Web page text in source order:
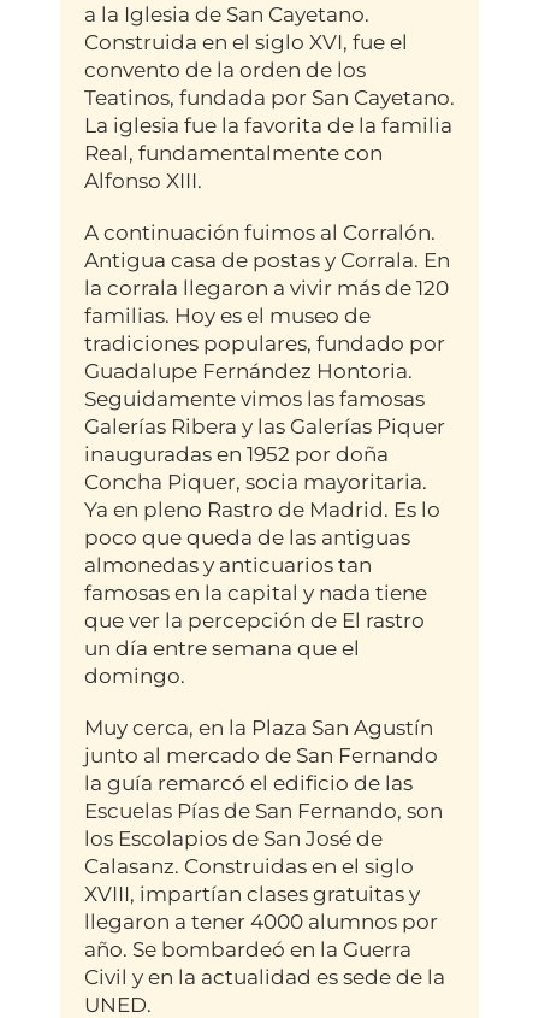
a la Iglesia de San Cayetano.
Construida en el siglo XVI, fue el
convento de la orden de los
Teatinos, fundada por San Cayetano.
La iglesia fue la favorita de la familia
Real, fundamentalmente con
Alfonso XIII.
A continuación fuimos al Corralón.
Antigua casa de postas y Corrala. En
la corrala llegaron a vivir más de 120
familias. Hoy es el museo de
tradiciones populares, fundado por
Guadalupe Fernández Hontoria.
Seguidamente vimos las famosas
Galerías Ribera y las Galerías Piquer
inauguradas en 1952 por doña
Concha Piquer, socia mayoritaria.
Ya en pleno Rastro de Madrid. Es lo
poco que queda de las antiguas
almonedas y anticuarios tan
famosas en la capital y nada tiene
que ver la percepción de El rastro
un día entre semana que el
domingo.
Muy cerca, en la Plaza San Agustín
junto al mercado de San Fernando
la guía remarcó el edificio de las
Escuelas Pías de San Fernando, son
los Escolapios de San José de
Calasanz. Construidas en el siglo
XVIII, impartían clases gratuitas y
llegaron a tener 4000 alumnos por
año. Se bombardeó en la Guerra
Civil y en la actualidad es sede de la
UNED.